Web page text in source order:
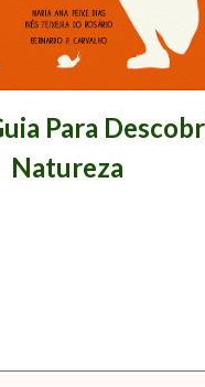
Para
Natureza